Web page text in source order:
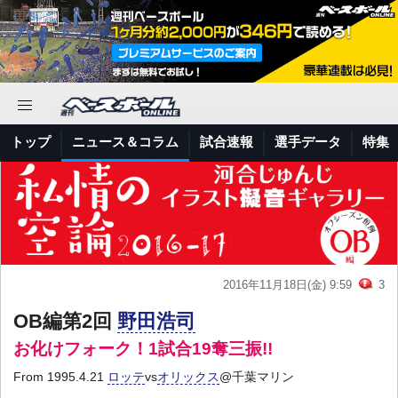
トップ ニュース＆コラム 試合速報 選手データ 特集
2016年11月18日(金) 9:59 3
OB編第2回 野田浩司
お化けフォーク！1試合19奪三振!!
From 1995.4.21 ロッテvsオリックス @千葉マリン